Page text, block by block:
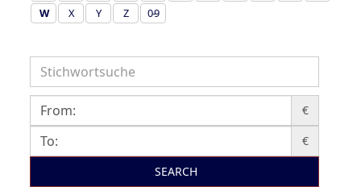
W
X Y Z 0-9
€
€
SEARCH